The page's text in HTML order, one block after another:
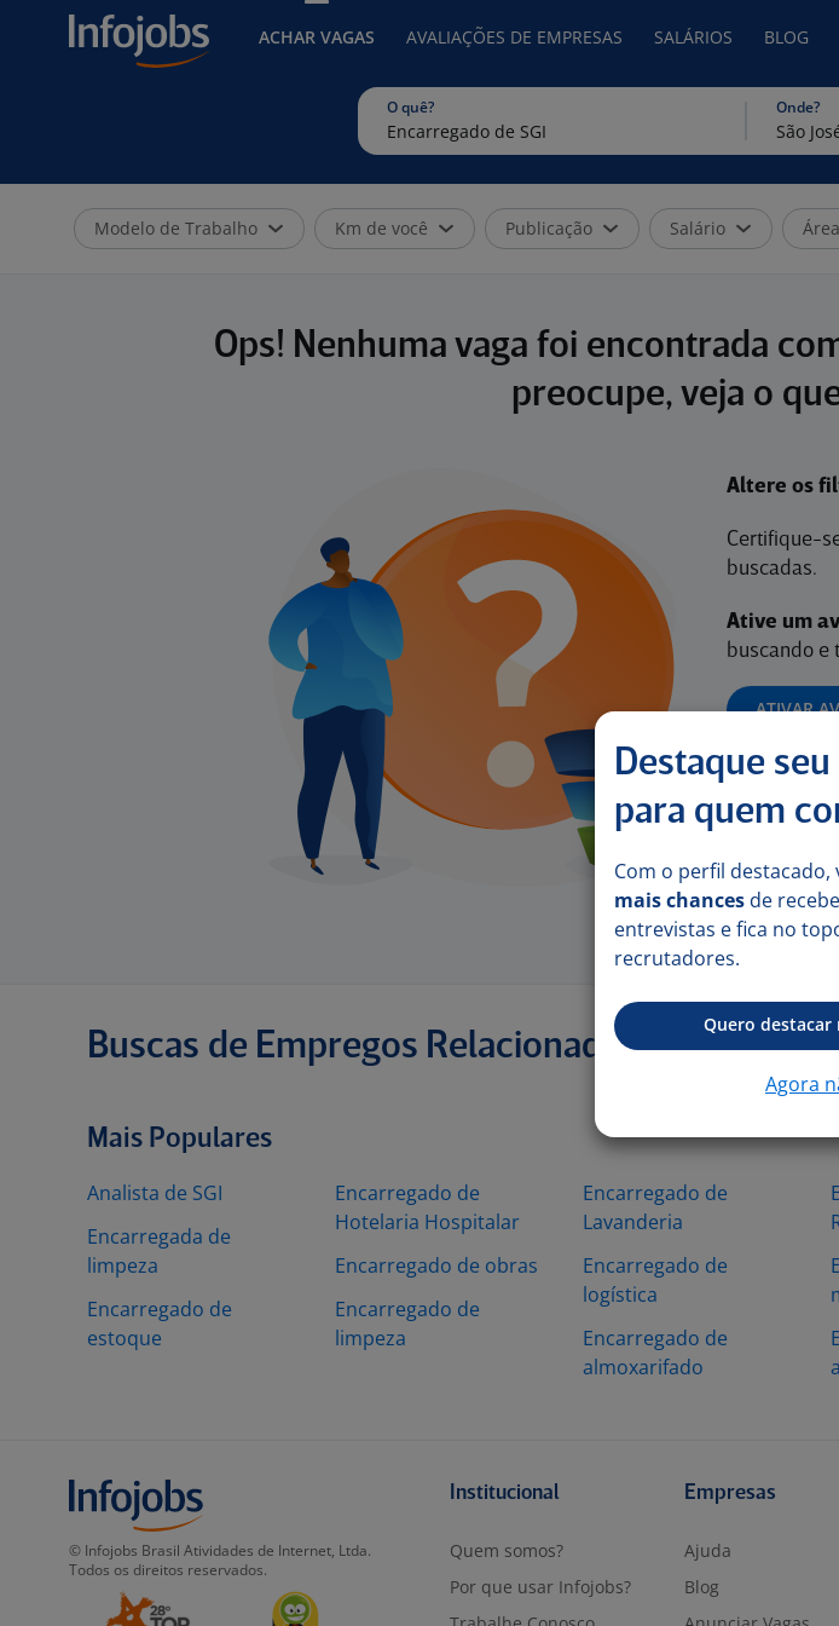
ACHAR VAGAS AVALIAÇÕES DE EMPRESAS SALÁRIOS BLOG
O quê? Onde?
Modelo de Trabalho Km de você Publicação Salário Área
Ops! Nenhuma vaga foi encontrada
preocupe, veja o
Altere os
Certifique-
buscadas.
Ative um
buscando e
ATIVAR
Buscas de Empregos Relacionadas
Mais Populares
Analista de SGI
Encarregada de
limpeza
Encarregado de
estoque
Encarregado de
Hotelaria Hospitalar
Encarregado de obras
Encarregado de
limpeza
Encarregado de
Lavanderia
Encarregado de
logística
Encarregado de
almoxarifado
Destaque
para quem
Com o perfil destacado,
mais chances de
entrevistas e fica no
recrutadores.
Quero destacar
Agora
© Infojobs Brasil Atividades de Internet, Ltda.
Todos os direitos reservados.
Institucional
Quem somos?
Por que usar Infojobs?
Empresas
Ajuda
Blog